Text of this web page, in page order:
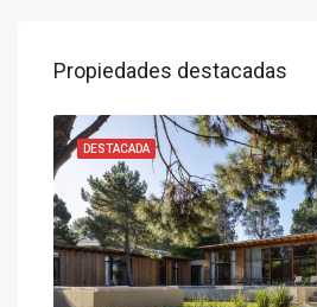
Propiedades destacadas
DESTACADA